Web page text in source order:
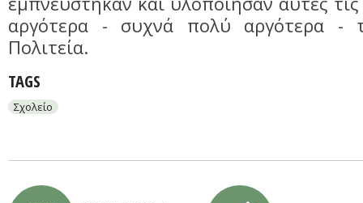
αργότερα - συχνά πολύ αργότερα -
Πολιτεία.
TAGS
Σχολείο